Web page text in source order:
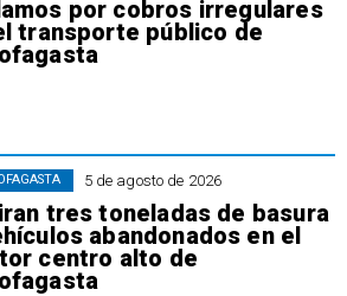
por cobros irregulares
transporte público de
5 de agosto de 2026
tres toneladas de basura
abandonados en el
centro alto de